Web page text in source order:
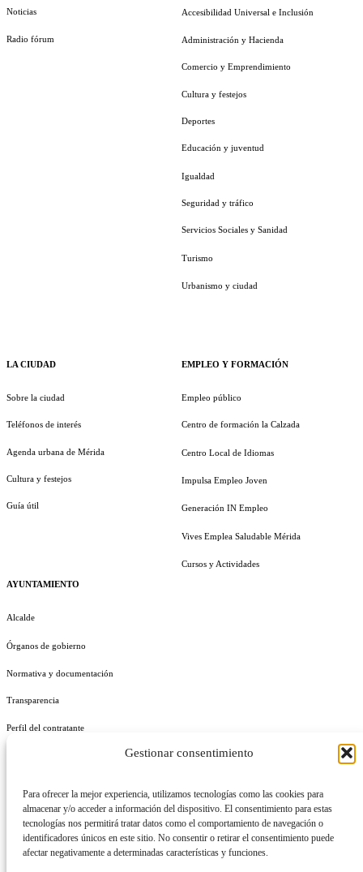
Gestionar consentimiento
Para ofrecer la mejor experiencia, utilizamos tecnologías como las cookies para
almacenar y/o acceder a información del dispositivo. El consentimiento para estas
tecnologías nos permitirá tratar datos como el comportamiento de navegación o
identificadores únicos en este sitio. No consentir o retirar el consentimiento puede
afectar negativamente a determinadas características y funciones.
Noticias
Radio fórum
LA CIUDAD
Sobre la ciudad
Teléfonos de interés
Agenda urbana de Mérida
Cultura y festejos
Guía útil
AYUNTAMIENTO
Alcalde
Órganos de gobierno
Normativa y documentación
Transparencia
Perfil del contratante
Accesibilidad Universal e Inclusión
Administración y Hacienda
Comercio y Emprendimiento
Cultura y festejos
Deportes
Educación y juventud
Igualdad
Seguridad y tráfico
Servicios Sociales y Sanidad
Turismo
Urbanismo y ciudad
EMPLEO Y FORMACIÓN
Empleo público
Centro de formación la Calzada
Centro Local de Idiomas
Impulsa Empleo Joven
Generación IN Empleo
Vives Emplea Saludable Mérida
Cursos y Actividades